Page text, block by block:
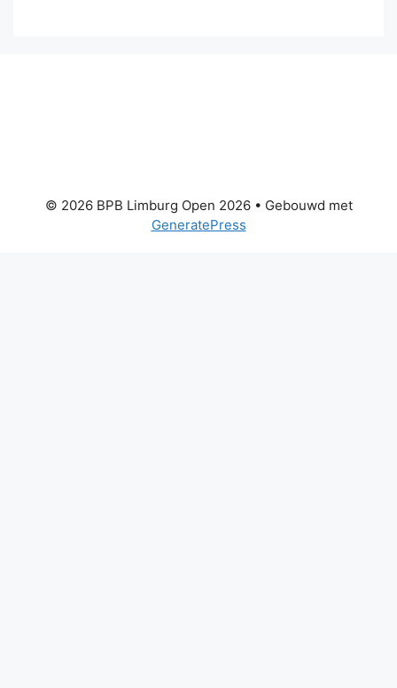
© 2026 BPB Limburg Open 2026• Gebouwd met
GeneratePress